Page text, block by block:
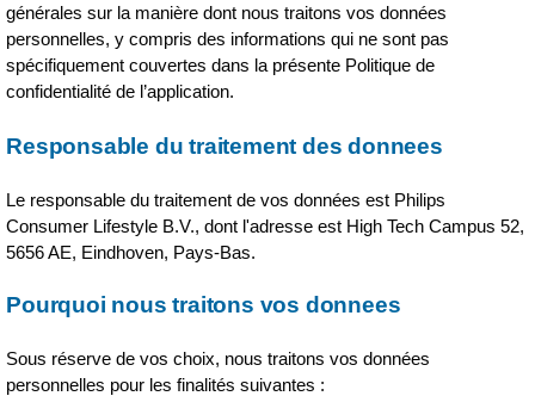
générales sur la manière dont nous traitons vos données
personnelles, y compris des informations qui ne sont pas
spécifiquement couvertes dans la présente Politique de
confidentialité de l’application.
Responsable du traitement des donnees
Le responsable du traitement de vos données est Philips
Consumer Lifestyle B.V., dont l'adresse est High Tech Campus 52,
5656 AE, Eindhoven, Pays-Bas.
Pourquoi nous traitons vos donnees
Sous réserve de vos choix, nous traitons vos données
personnelles pour les finalités suivantes :